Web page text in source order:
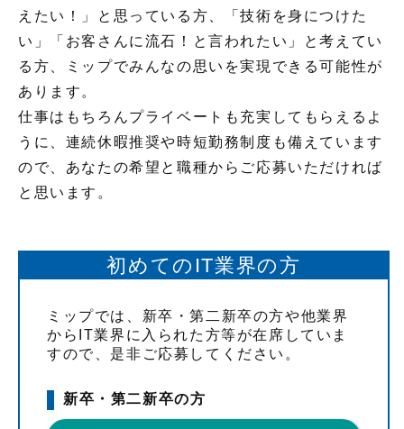
えたい！」と思っている方、「技術を身につけた
い」「お客さんに流石！と言われたい」と考えてい
る方、ミップでみんなの思いを実現できる可能性が
あります。
仕事はもちろんプライベートも充実してもらえるよ
うに、連続休暇推奨や時短勤務制度も備えています
ので、あなたの希望と職種からご応募いただければ
と思います。
初めてのIT業界の方
ミップでは、新卒・第二新卒の方や他業界
からIT業界に入られた方等が在席していま
すので、是非ご応募してください。
新卒・第二新卒の方